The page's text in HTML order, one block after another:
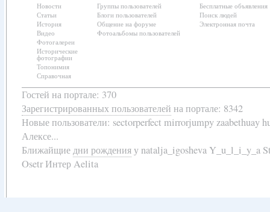
Новости
Статьи
История
Видео
Фотогалереи
Исторические
фотографии
Топонимия
Справочная
Группы пользователей
Блоги пользователей
Общение на форуме
Фотоальбомы пользователей
Бесплатные объявления
Поиск людей
Электронная почта
Гостей на портале: 370
Зарегистрированных пользователей на портале: 8342
Новые пользователи: sectorperfect mirrorjumpy zaabethuay
Алексе...
Ближайщиедни рожденияу natalja_igosheva Y_u_l_i_y_a
Osetr Интер Aelita